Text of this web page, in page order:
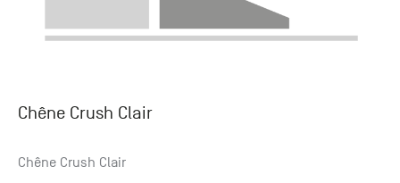
Chêne Crush Clair
Chêne Crush Clair